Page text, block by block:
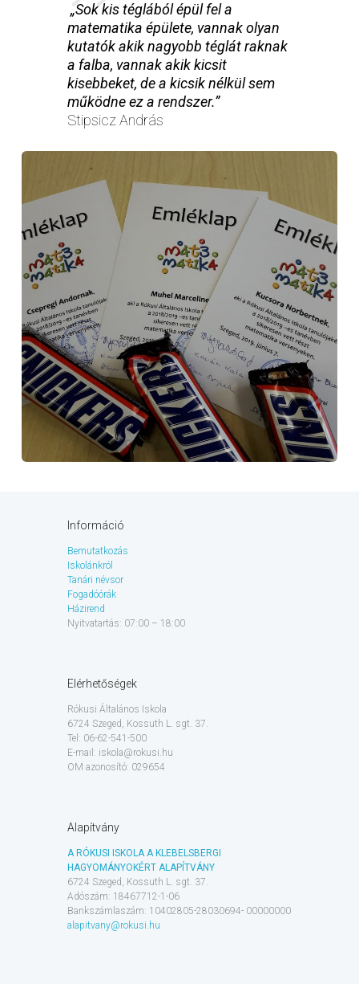
„Sok kis téglából épül fel a
matematika épülete, vannak olyan
kutatók akik nagyobb téglát raknak
a falba, vannak akik kicsit
kisebbeket, de a kicsik nélkül sem
működne ez a rendszer.”
Stipsicz András
Információ
Bemutatkozás
Iskolánkról
Tanári névsor
Fogadóórák
Házirend
Nyitvatartás: 07:00 – 18:00
Elérhetőségek
Rókusi Általános Iskola
6724 Szeged, Kossuth L. sgt. 37.
Tel: 06-62-541-500
E-mail: iskola@rokusi.hu
OM azonosító: 029654
Alapítvány
A RÓKUSI ISKOLA A KLEBELSBERGI
HAGYOMÁNYOKÉRT ALAPÍTVÁNY
6724 Szeged, Kossuth L. sgt. 37.
Adószám: 18467712-1-06
Bankszámlaszám: 10402805-28030694- 00000000
alapitvany@rokusi.hu